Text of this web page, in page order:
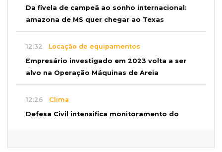
Da fivela de campeã ao sonho internacional:
amazona de MS quer chegar ao Texas
12:32 Locação de equipamentos
Empresário investigado em 2023 volta a ser
alvo na Operação Máquinas de Areia
12:26 Clima
Defesa Civil intensifica monitoramento do